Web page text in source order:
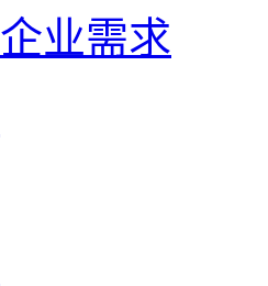
企业需求